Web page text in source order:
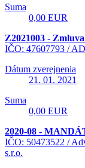
Suma
0,00 EUR
Z2021003 -
IČO: 47607793 /
Dátum zverejnenia
21. 01. 2021
Suma
0,00 EUR
2020-08 -
IČO: 50473522 /
s.r.o.